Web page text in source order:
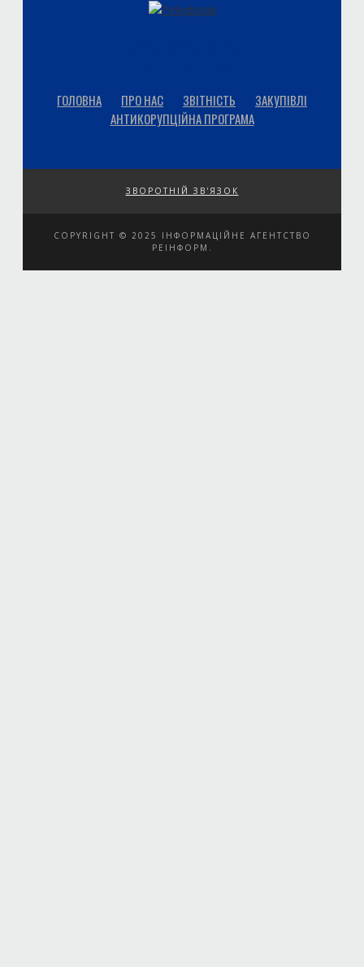
ГОЛОВНА ПРО НАС ЗВІТНІСТЬ
ЗАКУПІВЛІ
АНТИКОРУПЦІЙНА ПРОГРАМА
ЗВОРОТНІЙ ЗВ'ЯЗОК
COPYRIGHT © 2025 ІНФОРМАЦІЙНЕ АГЕНТСТВО
РЕІНФОРМ.